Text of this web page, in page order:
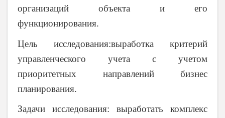
организаций объекта и его
функционирования.
Цель исследования:выработка критерий
управленческого учета с учетом
приоритетных направлений бизнес
планирования.
Задачи исследования: выработать комплекс